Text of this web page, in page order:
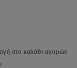
στο καλάθι αγορών